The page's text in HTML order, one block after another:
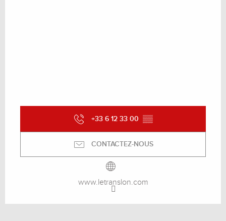
+33 6 12 33 00 ▒▒
CONTACTEZ-NOUS
www.letranslon.com